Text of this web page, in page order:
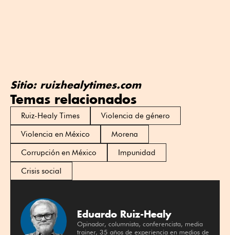
Sitio: ruizhealytimes.com
Temas relacionados
Ruiz-Healy Times
Violencia de género
Violencia en México
Morena
Corrupción en México
Impunidad
Crisis social
Eduardo Ruiz-Healy
Opinador, columnista, conferencista, media
trainer, 35 años de experiencia en medios de